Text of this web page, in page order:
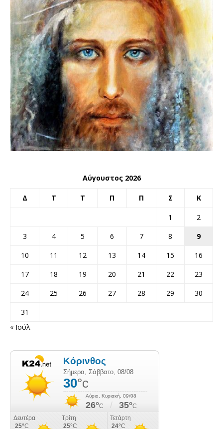
Αύγουστος 2026
Δ Τ Τ Π Π Σ Κ
1
2
3
4 5 6 7 8
9
10
11 12 13 14 15
16
17
18 19 20 21 22
23
24
25 26 27 28 29
30
31
« Ιούλ